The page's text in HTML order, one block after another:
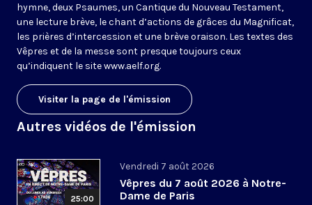
hymne, deux Psaumes, un Cantique du Nouveau Testament,
une lecture brève, le chant d’actions de grâces du Magnificat,
les prières d’intercession et une brève oraison. Les textes des
Vêpres et de la messe sont presque toujours ceux
qu’indiquent le sitewww.aelf.org.
Visiter la page de l'émission
Autres vidéos de l'émission
25:00
Vendredi 7 août 2026
Vêpres du 7 août 2026 à Notre-
Dame de Paris